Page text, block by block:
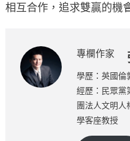
相互合作，追求雙贏的機
專欄作家
學歷：英國倫
經歷：民眾黨
團法人文明
學客座教授